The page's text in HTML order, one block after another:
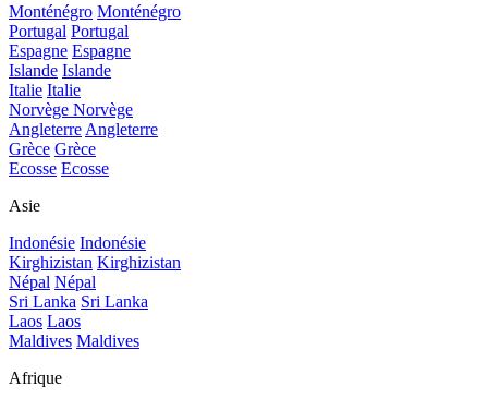
Monténégro Monténégro
Portugal Portugal
Espagne Espagne
Islande Islande
Italie Italie
Norvège Norvège
Angleterre Angleterre
Grèce Grèce
Ecosse Ecosse
Asie
Indonésie Indonésie
Kirghizistan Kirghizistan
Népal Népal
Sri Lanka Sri Lanka
Laos Laos
Maldives Maldives
Afrique